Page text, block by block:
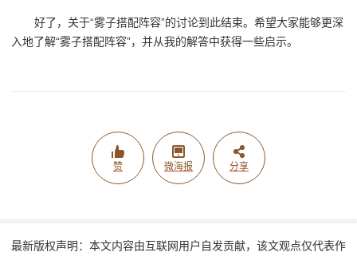
好了，关于“雾子搭配阵容”的讨论到此结束。希望大家能够更深
入地了解“雾子搭配阵容”，并从我的解答中获得一些启示。
赞 微海报 分享
最新版权声明：本文内容由互联网用户自发贡献，该文观点仅代表作